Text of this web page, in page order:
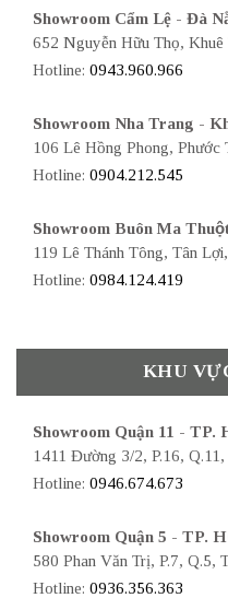
Showroom Cẩm Lệ - Đà
652 Nguyễn Hữu Thọ,
Hotline: 0943.960.966
Showroom Nha Trang -
106 Lê Hồng Phong, Phước
Hotline: 0904.212.545
Showroom Buôn Ma
119 Lê Thánh Tông, Tân
Hotline: 0984.124.419
KHU
Showroom Quận 11 - TP.
1411 Đường 3/2, P.16,
Hotline: 0946.674.673
Showroom Quận 5 - TP.
580 Phan Văn Trị, P.7, Q.5,
Hotline: 0936.356.363